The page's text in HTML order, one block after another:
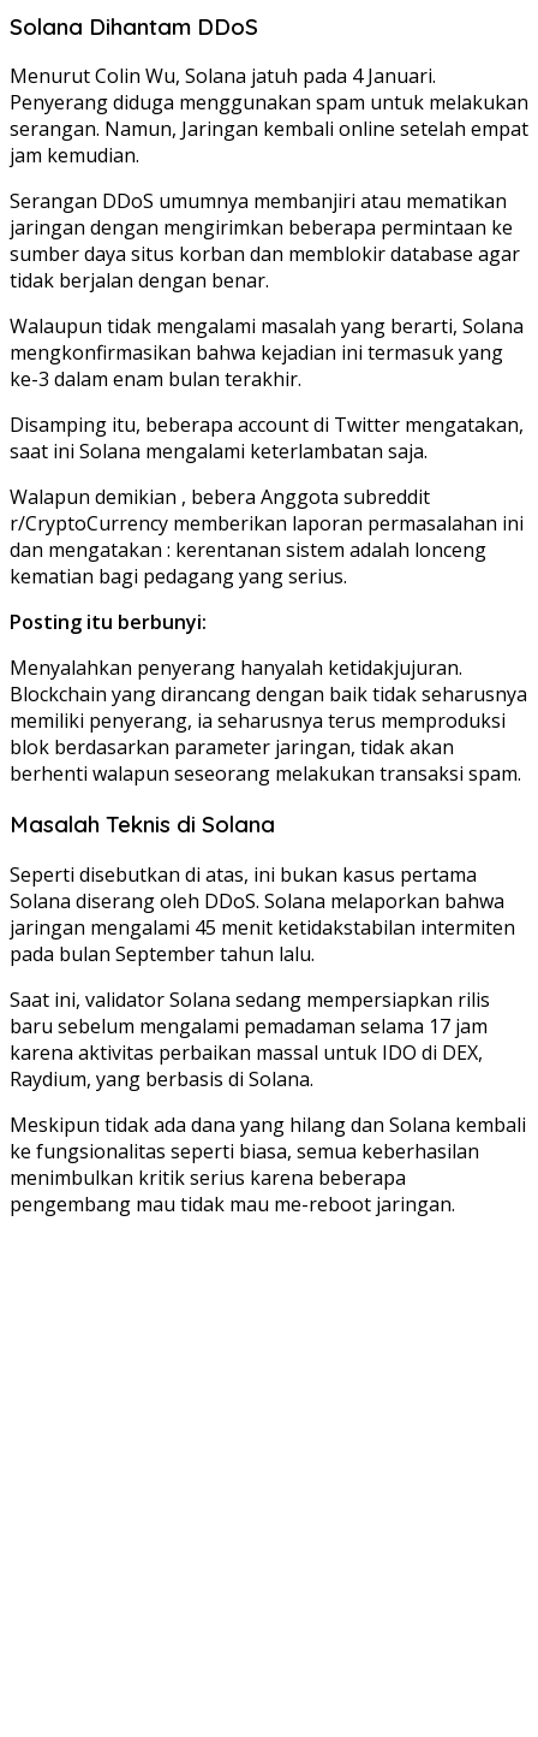
Solana Dihantam DDoS
Menurut Colin Wu, Solana jatuh pada 4 Januari.
Penyerang diduga menggunakan spam untuk melakukan
serangan. Namun, Jaringan kembali online setelah empat
jam kemudian.
Serangan DDoS umumnya membanjiri atau mematikan
jaringan dengan mengirimkan beberapa permintaan ke
sumber daya situs korban dan memblokir database agar
tidak berjalan dengan benar.
Walaupun tidak mengalami masalah yang berarti, Solana
mengkonfirmasikan bahwa kejadian ini termasuk yang
ke-3 dalam enam bulan terakhir.
Disamping itu, beberapa account di Twitter mengatakan,
saat ini Solana mengalami keterlambatan saja.
Walapun demikian , bebera Anggota subreddit
r/CryptoCurrency memberikan laporan permasalahan ini
dan mengatakan : kerentanan sistem adalah lonceng
kematian bagi pedagang yang serius.
Posting itu berbunyi:
Menyalahkan penyerang hanyalah ketidakjujuran.
Blockchain yang dirancang dengan baik tidak seharusnya
memiliki penyerang, ia seharusnya terus memproduksi
blok berdasarkan parameter jaringan, tidak akan
berhenti walapun seseorang melakukan transaksi spam.
Masalah Teknis di Solana
Seperti disebutkan di atas, ini bukan kasus pertama
Solana diserang oleh DDoS. Solana melaporkan bahwa
jaringan mengalami 45 menit ketidakstabilan intermiten
pada bulan September tahun lalu.
Saat ini, validator Solana sedang mempersiapkan rilis
baru sebelum mengalami pemadaman selama 17 jam
karena aktivitas perbaikan massal untuk IDO di DEX,
Raydium, yang berbasis di Solana.
Meskipun tidak ada dana yang hilang dan Solana kembali
ke fungsionalitas seperti biasa, semua keberhasilan
menimbulkan kritik serius karena beberapa
pengembang mau tidak mau me-reboot jaringan.